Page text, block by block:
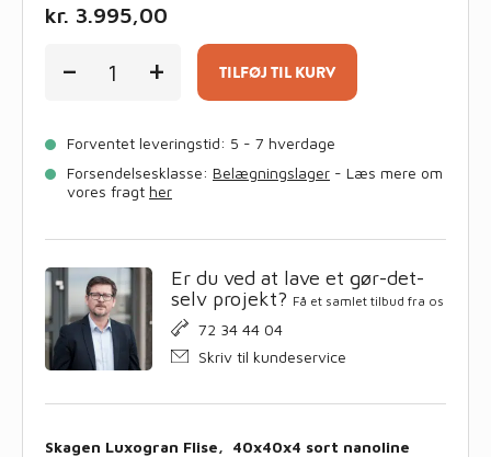
kr. 3.995,00
-
Nanoline
sort,
hele
paller
+ TILFØJ TIL KURV
Forventet leveringstid: 5 - 7 hverdage
Forsendelsesklasse: Belægningslager - Læs mere om
vores fragt her
Er du ved at lave et gør-det-
selv projekt? Få et samlet tilbud fra os
72 34 44 04
Skriv til kundeservice
Skagen Luxogran Flise, 40x40x4 sort nanoline